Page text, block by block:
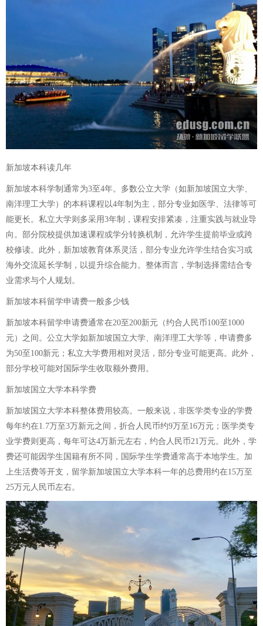
新加坡本科读几年
新加坡本科学制通常为3至4年。多数公立大学（如新加坡国立大学、
南洋理工大学）的本科课程以4年制为主，部分专业如医学、法律等可
能更长。私立大学则多采用3年制，课程安排紧凑，注重实践与就业导
向。部分院校提供加速课程或学分转换机制，允许学生提前毕业或跨
校修读。此外，新加坡教育体系灵活，部分专业允许学生结合实习或
海外交流延长学制，以提升综合能力。整体而言，学制选择需结合专
业需求与个人规划。
新加坡本科留学申请费一般多少钱
新加坡本科留学申请费通常在20至200新元（约合人民币100至1000
元）之间。公立大学如新加坡国立大学、南洋理工大学等，申请费多
为50至100新元；私立大学费用相对灵活，部分专业可能更高。此外，
部分学校可能对国际学生收取额外费用。
新加坡国立大学本科学费
新加坡国立大学本科整体费用较高。一般来说，非医学类专业的学费
每年约在1.7万至3万新元之间，折合人民币约9万至16万元；医学类专
业学费则更高，每年可达4万新元左右，约合人民币21万元。此外，学
费还可能因学生国籍有所不同，国际学生学费通常高于本地学生。加
上生活费等开支，留学新加坡国立大学本科一年的总费用约在15万至
25万元人民币左右。